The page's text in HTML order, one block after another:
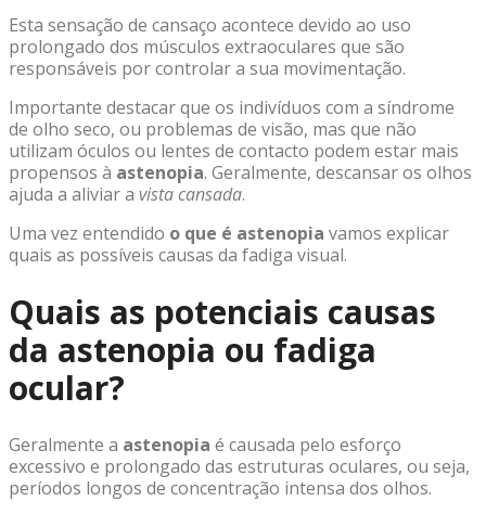
Esta sensação de cansaço acontece devido ao uso
prolongado dos músculos extraoculares que são
responsáveis por controlar a sua movimentação.
Importante destacar que os indivíduos com a síndrome
de olho seco, ou problemas de visão, mas que não
utilizam óculos ou lentes de contacto podem estar mais
propensos à astenopia. Geralmente, descansar os olhos
ajuda a aliviar a vista cansada.
Uma vez entendido o que é astenopia vamos explicar
quais as possíveis causas da fadiga visual.
Quais as potenciais causas
da astenopia ou fadiga
ocular?
Geralmente a astenopia é causada pelo esforço
excessivo e prolongado das estruturas oculares, ou seja,
períodos longos de concentração intensa dos olhos.